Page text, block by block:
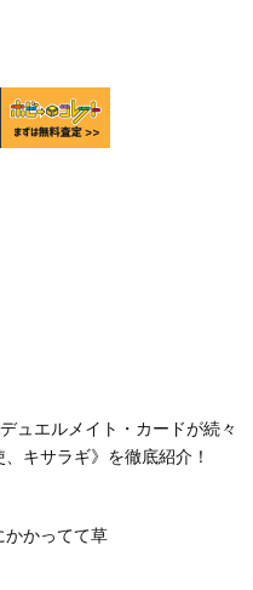
ュエルメイト・カードが続々
キサラギ》を徹底紹介！
かかってて草